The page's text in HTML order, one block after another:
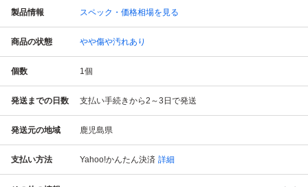
製品情報 スペック・価格相場を見る
商品の状態 やや傷や汚れあり
個数 1個
発送までの日数 支払い手続きから2～3日で発送
発送元の地域 鹿児島県
支払い方法 Yahoo!かんたん決済 詳細